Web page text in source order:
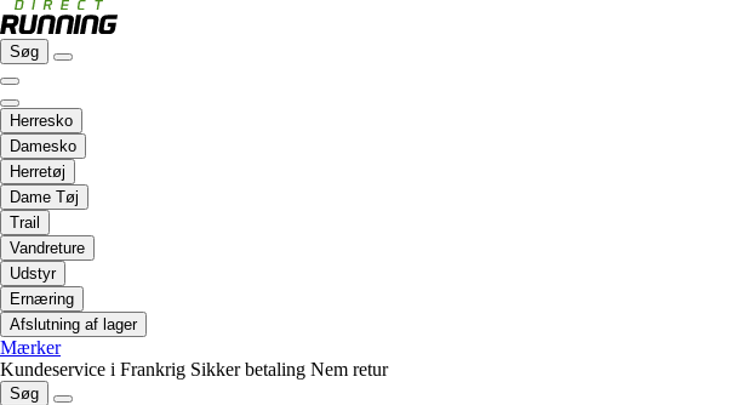
Søg
Herresko
Damesko
Herretøj
Dame Tøj
Trail
Vandreture
Udstyr
Ernæring
Afslutning af lager
Mærker
Kundeservice i Frankrig Sikker betaling Nem retur
Søg